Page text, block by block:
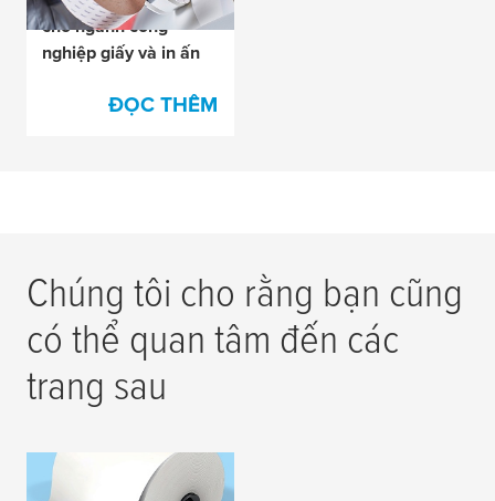
cho ngành công
nghiệp giấy và in ấn
ĐỌC THÊM
Chúng tôi cho rằng bạn cũng
có thể quan tâm đến các
trang sau
Băng keo quy trình